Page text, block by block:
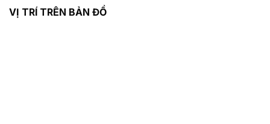
VỊ TRÍ TRÊN BẢN ĐỒ